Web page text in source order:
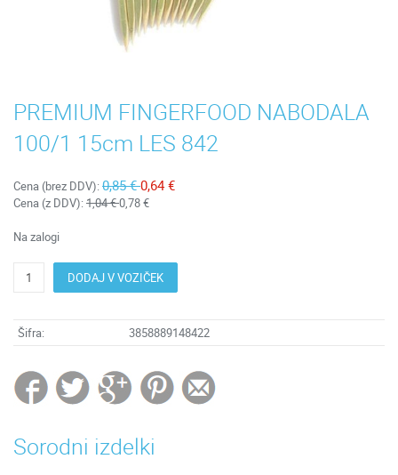
PREMIUM FINGERFOOD NABODALA
100/1 15cm LES 842
Cena (brez DDV): 0,85 €0,64 €
Cena (z DDV): 1,04 €0,78 €
Na zalogi
DODAJ V VOZIČEK
Šifra: 3858889148422
Sorodni izdelki